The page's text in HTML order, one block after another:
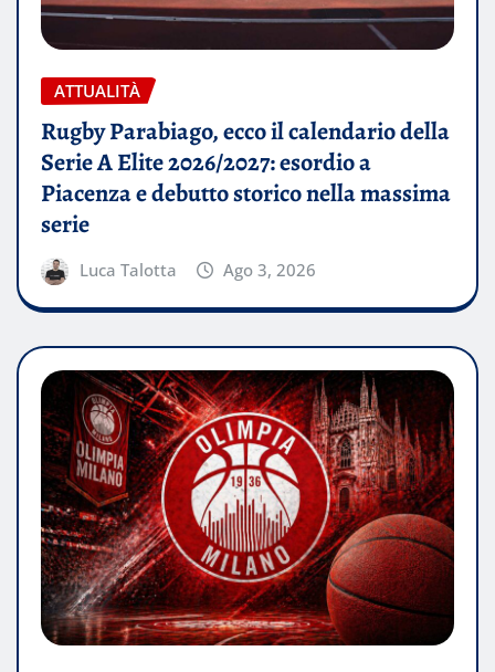
ATTUALITÀ
Rugby Parabiago, ecco il calendario della
Serie A Elite 2026/2027: esordio a
Piacenza e debutto storico nella massima
serie
Luca Talotta Ago 3, 2026